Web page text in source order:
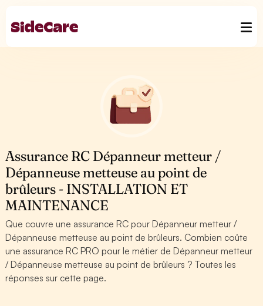
Assurance RC Dépanneur metteur /
Dépanneuse metteuse au point de
brûleurs - INSTALLATION ET
MAINTENANCE
Que couvre une assurance RC pour Dépanneur metteur /
Dépanneuse metteuse au point de brûleurs. Combien coûte
une assurance RC PRO pour le métier de Dépanneur metteur
/ Dépanneuse metteuse au point de brûleurs ? Toutes les
réponses sur cette page.